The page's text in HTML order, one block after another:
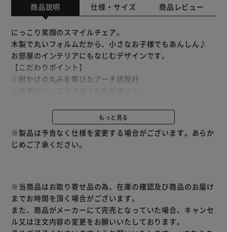
商品説明 仕様・サイズ 商品レビュー
にっこり笑顔のスマイルチェア。
木製で丸いフォルムだから、小さなお子様でもあんしん♪
お部屋のインテリアにもなじむデザインです。
【こだわりポイント】
①肘かけの丸みを帯びたアーチ状設計
④積み重ねて収納OK！
※こちらの商品はお客様組立となります。
組立所要時間は 【 約10分 】です！
キコリのテーブルとセットで揃えるのもオススメ♪
もっと見る
※製品は予告なく仕様を変更する場合がございます。あらか
じめご了承ください。
※当商品はお取り寄せ品の為、在庫の確認及び商品のお届け
までお時間を頂く場合がございます。
また、商品がメーカーにて完売となっていた場合、キャンセ
ル又は注文内容の変更をお願いいたしております。